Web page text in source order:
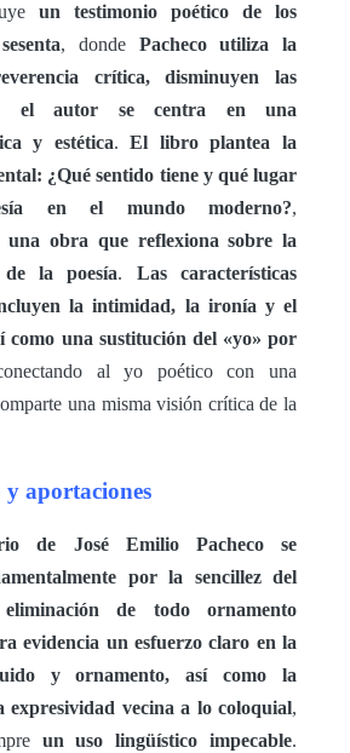
un testimonio poético de los
, donde Pacheco utiliza la
crítica, disminuyen las
y el autor se centra en una
y estética.El libro plantea la
¿Qué sentido tiene y qué lugar
en el mundo moderno?,
una obra que reflexiona sobre la
la poesía. Las características
la intimidad, la ironía y el
como una sustitución del «yo» por
al yo poético con una
una misma visión crítica de la
aportaciones
de José Emilio Pacheco se
por la sencillez del
de todo ornamento
evidencia un esfuerzo claro en la
y ornamento, así como la
expresividad vecina a lo coloquial,
un uso lingüístico impecable.